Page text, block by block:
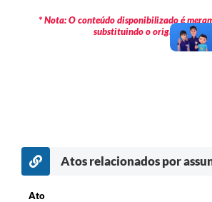
* Nota: O conteúdo disponibilizado é
substituindo o original
Atos relacionados por
Ato